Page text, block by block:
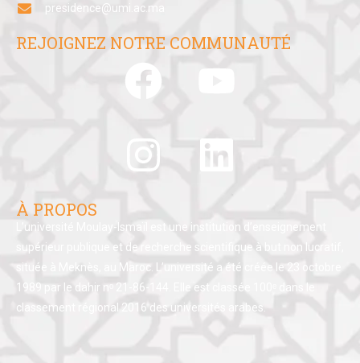
presidence@umi.ac.ma
REJOIGNEZ NOTRE COMMUNAUTÉ
À PROPOS
L’université Moulay-Ismaïl est une institution d’enseignement
supérieur publique et de recherche scientifique à but non lucratif,
située à Meknès, au Maroc. L’université a été créée le 23 octobre
1989 par le dahir nᵒ 21-86-144. Elle est classée 100ᵉ dans le
classement régional 2016 des universités arabes.